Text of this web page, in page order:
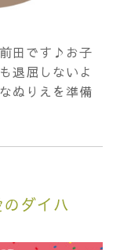
田です♪お子
退屈しないよ
ぬりえを準備
ダイハ